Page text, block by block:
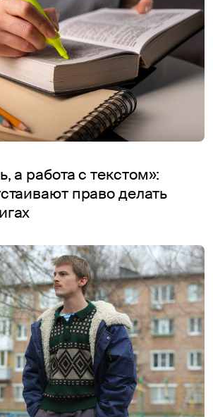
а работа с текстом»:
право делать